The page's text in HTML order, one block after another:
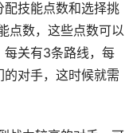
技能点数和选择挑
点数，这些点数可以
每关有3条路线，每
对手，这时候就需